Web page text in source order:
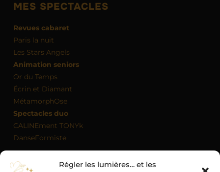
Régler les lumières… et les
MES SPECTACLES
Revues cabaret
Paris la nuit
Les Stars Angels
Animation seniors
Or du Temps
Écrin et Diamant
MétamorphOse
Spectacles duo
CALINEment TONYk
DanseFormiste
MON AGENDA